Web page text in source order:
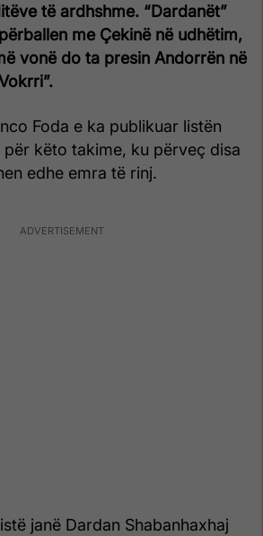
të ardhshme. “Dardanët”
me Çekinë në udhëtim,
vonë do ta presin Andorrën në
Foda e ka publikuar listën
këto takime, ku përveç disa
edhe emra të rinj.
janë Dardan Shabanhaxhaj